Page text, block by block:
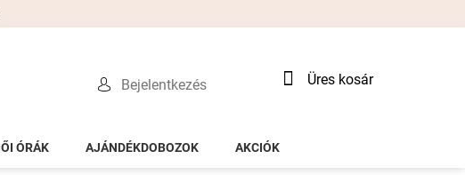
Bejelentkezés Kosár
Üres kosár
ÓRÁK AJÁNDÉKDOBOZOK AKCIÓK